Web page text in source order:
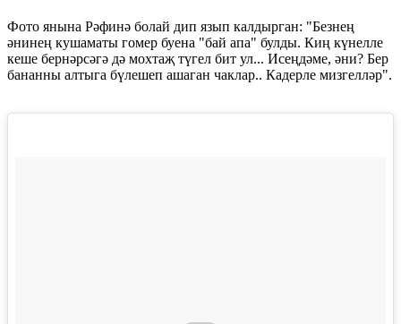
Фото янына Рәфинә болай дип язып калдырган: "Безнең
әнинең кушаматы гомер буена "бай апа" булды. Киң күнелле
кеше бернәрсәгә дә мохтаҗ түгел бит ул... Исеңдәме, әни? Бер
бананны алтыга бүлешеп ашаган чаклар.. Кадерле мизгелләр".